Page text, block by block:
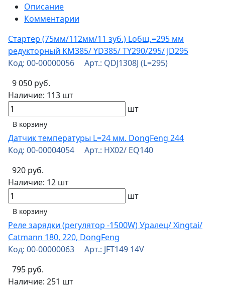
Описание
Комментарии
Стартер (75мм/112мм/11 зуб.) Lобщ.=295 мм
редукторный KM385/ YD385/ TY290/295/ JD295
Код: 00-00000056 Арт.: QDJ1308J (L=295)
9 050 руб.
Наличие: 113 шт
шт
В корзину
Датчик температуры L=24 мм. DongFeng 244
Код: 00-00004054 Арт.: HX02/ EQ140
920 руб.
Наличие: 12 шт
шт
В корзину
Реле зарядки (регулятор -1500W) Уралец/ Xingtai/
Catmann 180, 220, DongFeng
Код: 00-00000063 Арт.: JFT149 14V
795 руб.
Наличие: 251 шт